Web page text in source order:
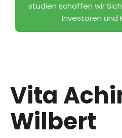
studien schaffen wir
Investoren und
Vita
Wilbert